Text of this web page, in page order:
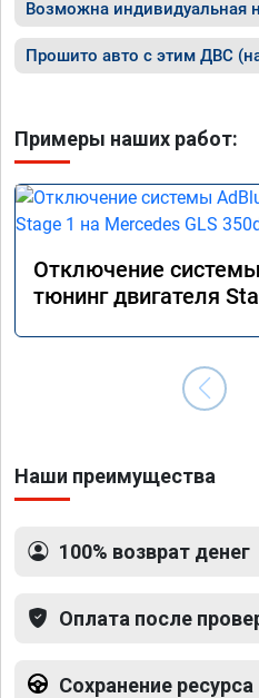
Возможна индивидуальная
Прошито авто с этим ДВС
Примеры наших работ:
Отключение
тюнинг двигателя
Наши преимущества
100% возврат денег
Оплата после
Сохранение ресурса